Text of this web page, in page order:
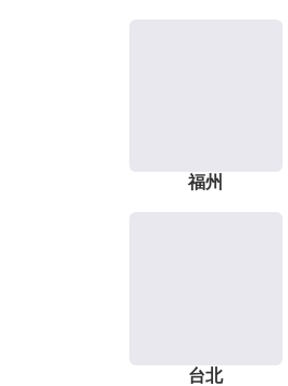
福州
台北